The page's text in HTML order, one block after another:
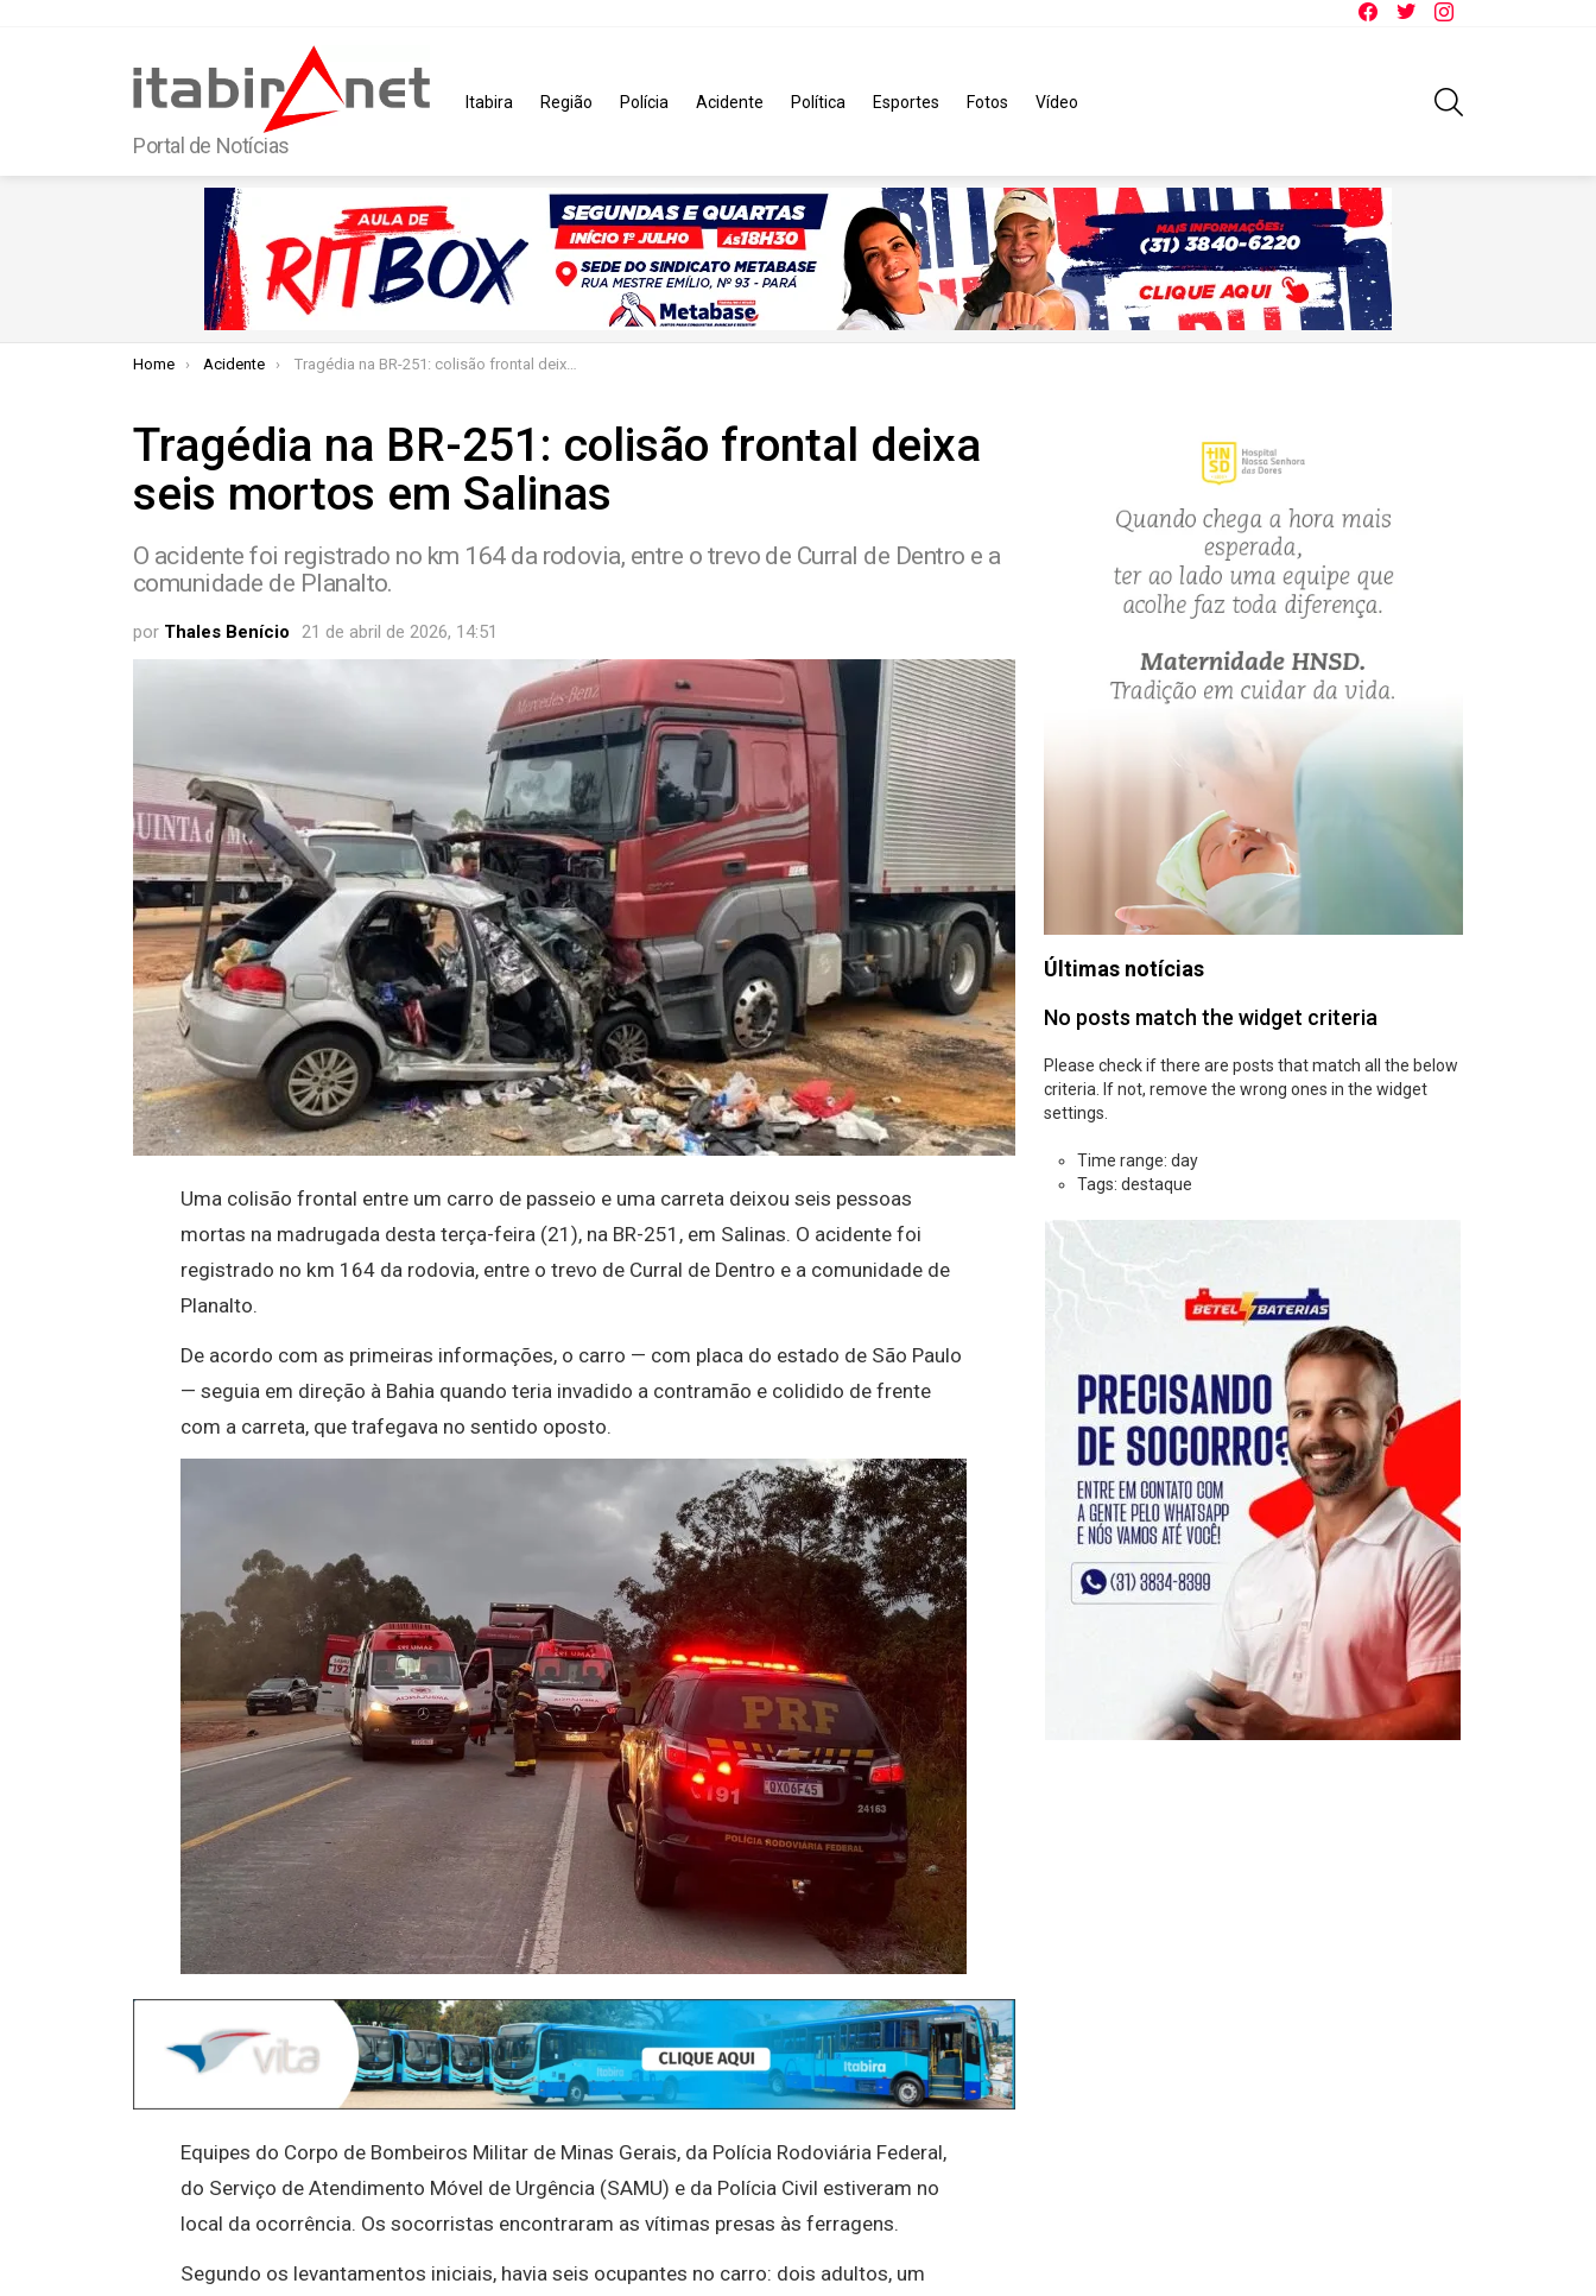
Portal de Notícias
Itabira Região Polícia Acidente Política Esportes Fotos Vídeo
You are here:
Home Acidente Tragédia na BR-251: colisão frontal deixa seis mortos em Salinas
Tragédia na BR-251: colisão frontal deixa
seis mortos em Salinas
O acidente foi registrado no km 164 da rodovia, entre o trevo de Curral de Dentro e a
comunidade de Planalto.
por Thales Benício 21 de abril de 2026, 14:51
Uma colisão frontal entre um carro de passeio e uma carreta deixou seis pessoas
mortas na madrugada desta terça-feira (21), na BR-251, em Salinas. O acidente foi
registrado no km 164 da rodovia, entre o trevo de Curral de Dentro e a comunidade de
Planalto.
De acordo com as primeiras informações, o carro — com placa do estado de São Paulo
— seguia em direção à Bahia quando teria invadido a contramão e colidido de frente
com a carreta, que trafegava no sentido oposto.
Equipes do Corpo de Bombeiros Militar de Minas Gerais, da Polícia Rodoviária Federal,
do Serviço de Atendimento Móvel de Urgência (SAMU) e da Polícia Civil estiveram no
local da ocorrência. Os socorristas encontraram as vítimas presas às ferragens.
Segundo os levantamentos iniciais, havia seis ocupantes no carro: dois adultos, um
Últimas notícias
No posts match the widget criteria
Please check if there are posts that match all the below
criteria. If not, remove the wrong ones in the widget
settings.
Time range: day
Tags: destaque